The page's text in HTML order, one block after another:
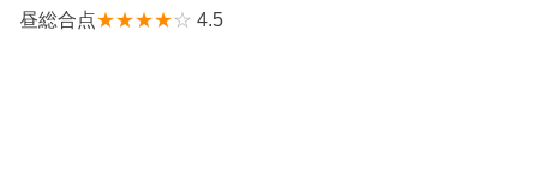
昼総合点★★★★☆ 4.5